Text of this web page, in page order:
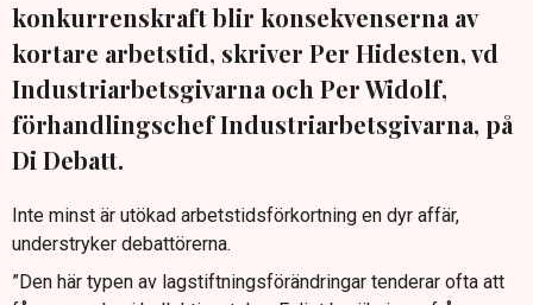
konkurrenskraft blir konsekvenserna av
kortare arbetstid, skriver Per Hidesten, vd
Industriarbetsgivarna och Per Widolf,
förhandlingschef Industriarbetsgivarna, på
Di Debatt.
Inte minst är utökad arbetstidsförkortning en dyr affär,
understryker debattörerna.
”Den här typen av lagstiftningsförändringar tenderar ofta att